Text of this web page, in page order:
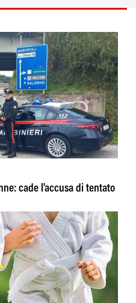
cade l'accusa di tentato